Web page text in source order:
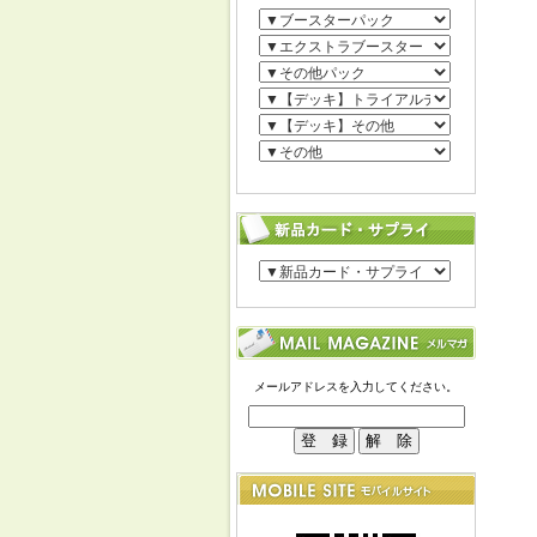
メールアドレスを入力してください。